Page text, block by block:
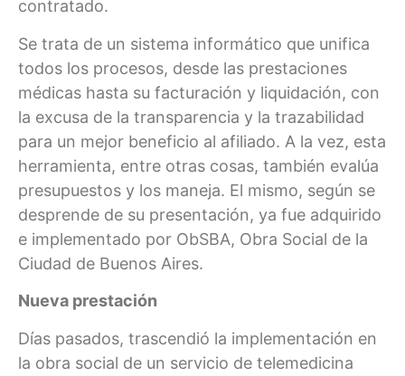
contratado.
Se trata de un sistema informático que unifica
todos los procesos, desde las prestaciones
médicas hasta su facturación y liquidación, con
la excusa de la transparencia y la trazabilidad
para un mejor beneficio al afiliado. A la vez, esta
herramienta, entre otras cosas, también evalúa
presupuestos y los maneja. El mismo, según se
desprende de su presentación, ya fue adquirido
e implementado por ObSBA, Obra Social de la
Ciudad de Buenos Aires.
Nueva prestación
Días pasados, trascendió la implementación en
la obra social de un servicio de telemedicina